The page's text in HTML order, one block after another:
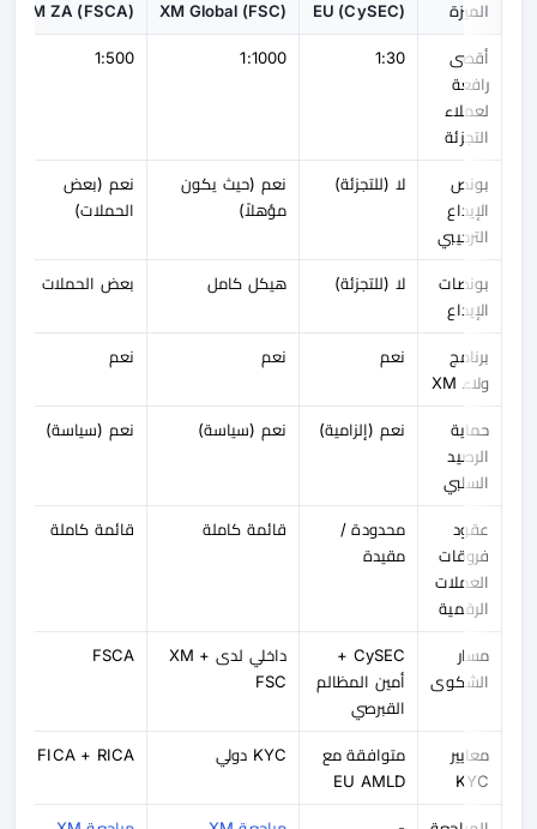
الميزة EU (CySEC)
XM Global (FSC)
XM ZA (FSCA)
أقصى
رافعة
لعملاء
التجزئة
1:30
1:1000
1:500
بونص
الإيداع
الترحيبي
لا (للتجزئة)
نعم (حيث يكون
مؤهلاً)
نعم (بعض
الحملات)
بونصات
الإيداع
لا (للتجزئة) هيكل كامل بعض الحملات
برنامج
ولاء XM
نعم نعم نعم
حماية
الرصيد
السلبي
نعم (إلزامية) نعم (سياسة) نعم (سياسة)
عقود
فروقات
العملات
الرقمية
محدودة /
مقيدة
قائمة كاملة قائمة كاملة
مسار
الشكوى
CySEC +
أمين المظالم
القبرصي
داخلي لدى XM +
FSC
FSCA
معايير
KYC
متوافقة مع
EU AMLD
KYC دولي FICA + RICA